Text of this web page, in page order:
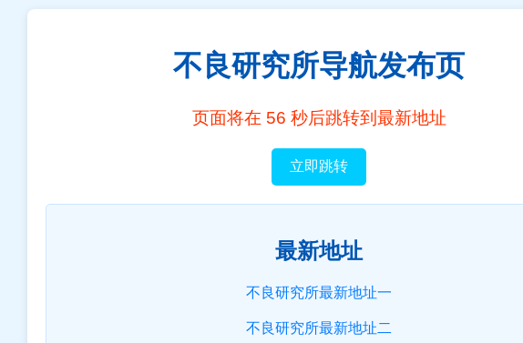
不良研究所导航发布页
页面将在 56 秒后跳转到最新地址
立即跳转
最新地址
不良研究所最新地址一
不良研究所最新地址二